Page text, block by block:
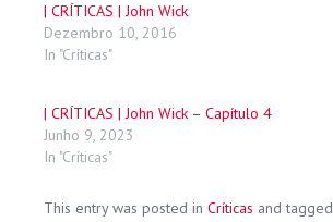
| CRÍTICAS | John Wick
Dezembro 10, 2016
In "Críticas"
| CRÍTICAS | John Wick – Capítulo 4
Junho 9, 2023
In "Críticas"
This entry was posted in Críticas and tagged